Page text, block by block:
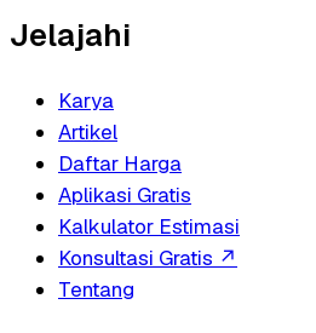
Jelajahi
Karya
Artikel
Daftar Harga
Aplikasi Gratis
Kalkulator Estimasi
Konsultasi Gratis ↗
Tentang